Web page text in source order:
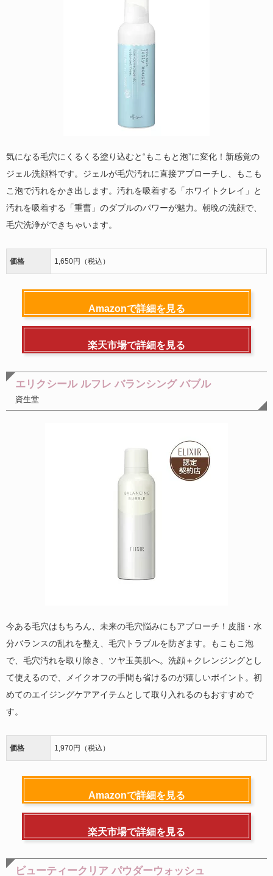
気になる毛穴にくるくる塗り込むと“もこもと泡”に変化！新感覚の
ジェル洗顔料です。ジェルが毛穴汚れに直接アプローチし、もこも
こ泡で汚れをかき出します。汚れを吸着する「ホワイトクレイ」と
汚れを吸着する「重曹」のダブルのパワーが魅力。朝晩の洗顔で、
毛穴洗浄ができちゃいます。
価格 1,650円（税込）
Amazonで詳細を見る
楽天市場で詳細を見る
エリクシール ルフレ バランシング バブル
資生堂
今ある毛穴はもちろん、未来の毛穴悩みにもアプローチ！皮脂・水
分バランスの乱れを整え、毛穴トラブルを防ぎます。もこもこ泡
で、毛穴汚れを取り除き、ツヤ玉美肌へ。洗顔＋クレンジングとし
て使えるので、メイクオフの手間も省けるのが嬉しいポイント。初
めてのエイジングケアアイテムとして取り入れるのもおすすめで
す。
価格 1,970円（税込）
Amazonで詳細を見る
楽天市場で詳細を見る
ビューティークリア パウダーウォッシュ